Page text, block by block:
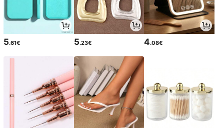
5.61€ 5.23€ 4.08€